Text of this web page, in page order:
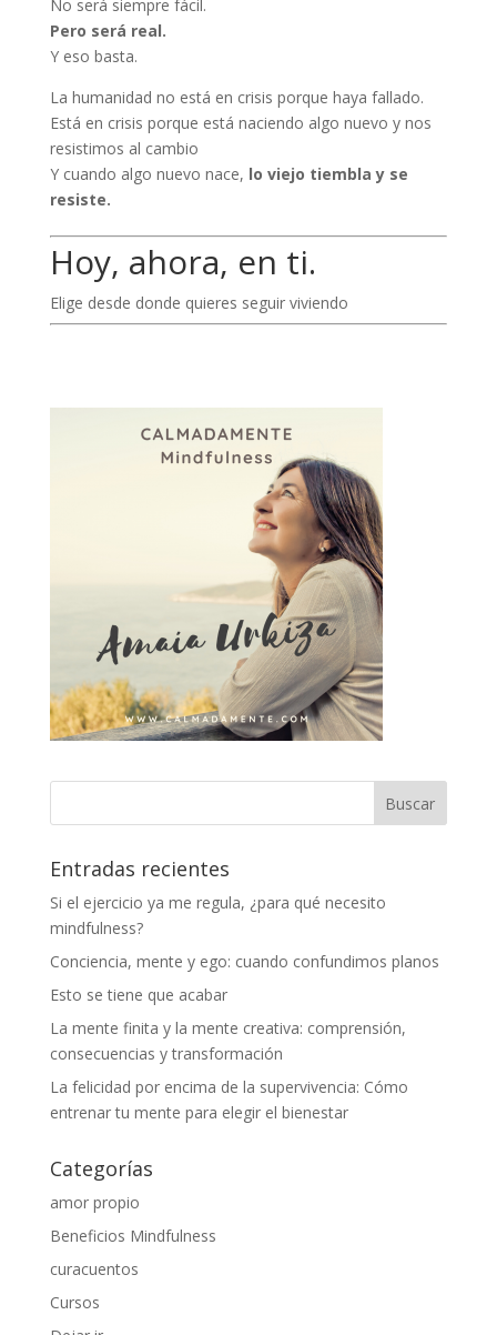
No será siempre fácil.
Pero será real.
Y eso basta.
La humanidad no está en crisis porque haya fallado.
Está en crisis porque está naciendo algo nuevo y nos
resistimos al cambio
Y cuando algo nuevo nace, lo viejo tiembla y se
resiste.
Hoy, ahora, en ti.
Elige desde donde quieres seguir viviendo
Entradas recientes
Si el ejercicio ya me regula, ¿para qué necesito
mindfulness?
Conciencia, mente y ego: cuando confundimos planos
Esto se tiene que acabar
La mente finita y la mente creativa: comprensión,
consecuencias y transformación
La felicidad por encima de la supervivencia: Cómo
entrenar tu mente para elegir el bienestar
Categorías
amor propio
Beneficios Mindfulness
curacuentos
Cursos